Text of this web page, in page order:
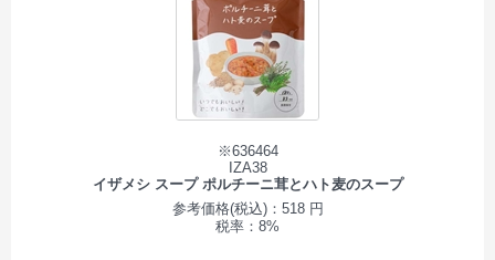
※636464
IZA38
イザメシ スープ ポルチーニ茸とハト麦のスープ
参考価格(税込)：518 円
税率：8%